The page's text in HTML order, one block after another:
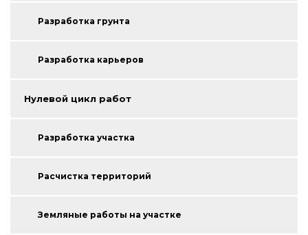
Разработка грунта
Разработка карьеров
Нулевой цикл работ
Разработка участка
Расчистка территорий
Земляные работы на участке